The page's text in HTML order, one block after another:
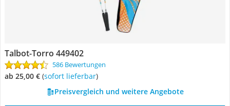
Talbot-Torro 449402
586 Bewertungen
ab 25,00 € ( Sofort lieferbar)
Preisvergleich und weitere Angebote